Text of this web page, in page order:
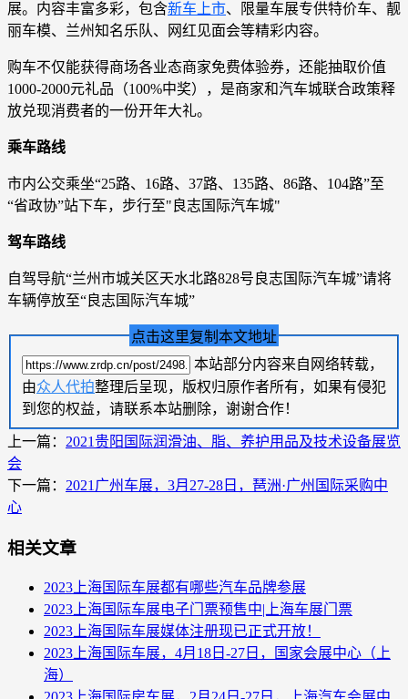
展。内容丰富多彩，包含新车上市、限量车展专供特价车、靓
丽车模、兰州知名乐队、网红见面会等精彩内容。
购车不仅能获得商场各业态商家免费体验券，还能抽取价值
1000-2000元礼品（100%中奖），是商家和汽车城联合政策释
放兑现消费者的一份开年大礼。
乘车路线
市内公交乘坐“25路、16路、37路、135路、86路、104路”至
“省政协”站下车，步行至"良志国际汽车城"
驾车路线
自驾导航“兰州市城关区天水北路828号良志国际汽车城”请将
车辆停放至“良志国际汽车城”
点击这里复制本文地址
本站部分内容来自网络转载，
由众人代拍整理后呈现，版权归原作者所有，如果有侵犯
到您的权益，请联系本站删除，谢谢合作！
上一篇： 2021贵阳国际润滑油、脂、养护用品及技术设备展览
会
下一篇： 2021广州车展，3月27-28日，琶洲·广州国际采购中
心
相关文章
2023上海国际车展都有哪些汽车品牌参展
2023上海国际车展电子门票预售中|上海车展门票
2023上海国际车展媒体注册现已正式开放！
2023上海国际车展，4月18日-27日，国家会展中心（上
海）